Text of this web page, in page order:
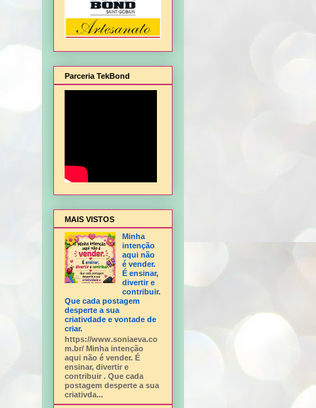
de Natal, Flor Hortência, Flor Orquídea - sem frisador, Flor Rosa - sem
Parceria TekBond
MAIS VISTOS
Minha
intenção
aqui não
é vender.
É ensinar,
divertir e
contribuir.
Que cada postagem
desperte a sua
criativdade e vontade de
criar.
https://www.soniaeva.co
m.br/ Minha intenção
aqui não é vender. É
ensinar, divertir e
contribuir . Que cada
postagem desperte a sua
criativda...